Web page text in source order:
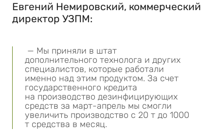
Евгений Немировский, коммерческий
директор УЗПМ:
— Мы приняли в штат
дополнительного технолога и других
специалистов, которые работали
именно над этим продуктом. За счет
государственного кредита
на производство дезинфицирующих
средств за март-апрель мы смогли
увеличить производство с 20 т до 1000
т средства в месяц.